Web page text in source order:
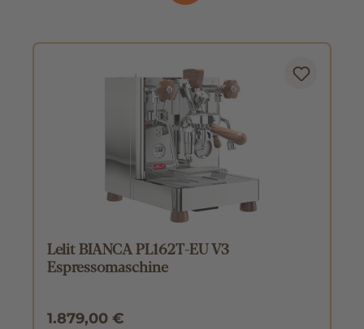
Lelit BIANCA PL162T-EU V3
Espressomaschine
1.879,00 €